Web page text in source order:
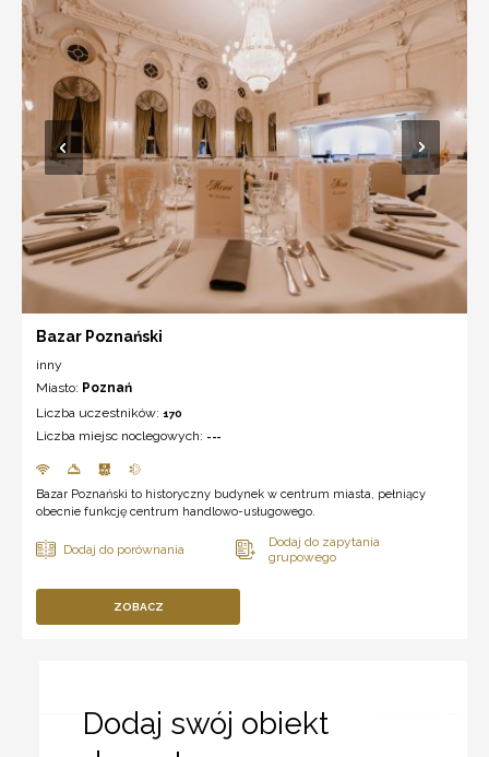
Bazar Poznański
inny
Miasto: Poznań
Liczba uczestników: 170
Liczba miejsc noclegowych: ---
Bazar Poznański to historyczny budynek w centrum miasta, pełniący
obecnie funkcję centrum handlowo-usługowego.
ZOBACZ
Dodaj swój obiekt